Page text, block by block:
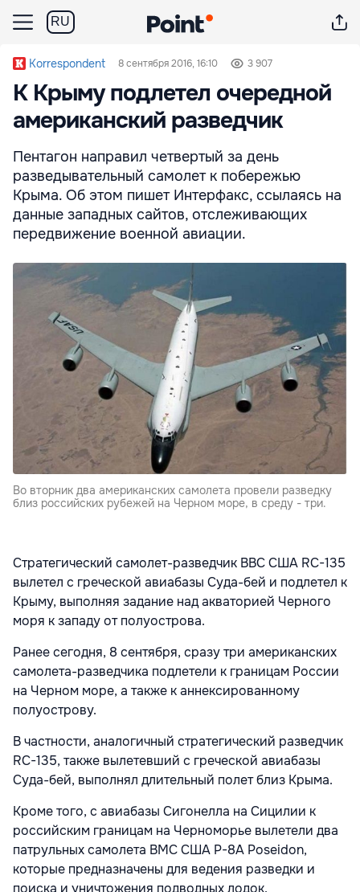
RU
Korrespondent 8 сентября 2016, 16:10 3 907
К Крыму подлетел очередной
американский разведчик
Пентагон направил четвертый за день
разведывательный самолет к побережью
Крыма. Об этом пишет Интерфакс, ссылаясь на
данные западных сайтов, отслеживающих
передвижение военной авиации.
Во вторник два американских самолета провели разведку
близ российских рубежей на Черном море, в среду - три.
Стратегический самолет-разведчик ВВС США RC-135
вылетел с греческой авиабазы Суда-бей и подлетел к
Крыму, выполняя задание над акваторией Черного
моря к западу от полуострова.
Ранее сегодня, 8 сентября, сразу три американских
самолета-разведчика подлетели к границам России
на Черном море, а также к аннексированному
полуострову.
В частности, аналогичный стратегический разведчик
RC-135, также вылетевший с греческой авиабазы
Суда-бей, выполнял длительный полет близ Крыма.
Кроме того, с авиабазы Сигонелла на Сицилии к
российским границам на Черноморье вылетели два
патрульных самолета ВМС США P-8A Poseidon,
которые предназначены для ведения разведки и
поиска и уничтожения подводных лодок.